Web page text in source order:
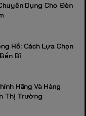
Dụng Cho Đèn
Hồ: Cách Lựa Chọn
Bỉ
Hãng Và Hàng
Thị Trường